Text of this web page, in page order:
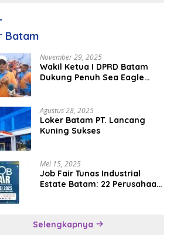
Batam
November 29, 2025
Wakil Ketua I DPRD Batam
Dukung Penuh Sea Eagle
Agustus 28, 2025
Loker Batam PT. Lancang
Kuning Sukses
Mei 15, 2025
Job Fair Tunas Industrial
Estate Batam: 22 Perusahaan
Selengkapnya